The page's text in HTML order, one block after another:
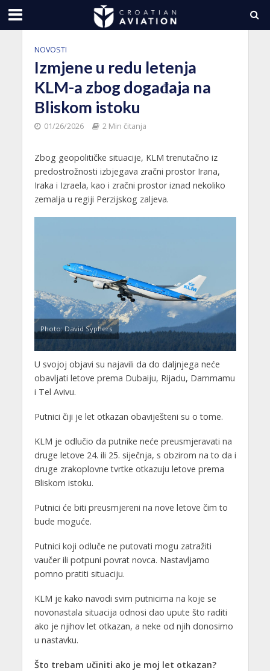
NOVOSTI
Izmjene u redu letenja
KLM-a zbog događaja na
Bliskom istoku
01/26/2026 2 Min čitanja
Zbog geopolitičke situacije, KLM trenutačno iz
predostrožnosti izbjegava zračni prostor Irana,
Iraka i Izraela, kao i zračni prostor iznad nekoliko
zemalja u regiji Perzijskog zaljeva.
Photo: David Syphers
U svojoj objavi su najavili da do daljnjega neće
obavljati letove prema Dubaiju, Rijadu, Dammamu
i Tel Avivu.
Putnici čiji je let otkazan obaviješteni su o tome.
KLM je odlučio da putnike neće preusmjeravati na
druge letove 24. ili 25. siječnja, s obzirom na to da i
druge zrakoplovne tvrtke otkazuju letove prema
Bliskom istoku.
Putnici će biti preusmjereni na nove letove čim to
bude moguće.
Putnici koji odluče ne putovati mogu zatražiti
vaučer ili potpuni povrat novca. Nastavljamo
pomno pratiti situaciju.
KLM je kako navodi svim putnicima na koje se
novonastala situacija odnosi dao upute što raditi
ako je njihov let otkazan, a neke od njih donosimo
u nastavku.
Što trebam učiniti ako je moj let otkazan?